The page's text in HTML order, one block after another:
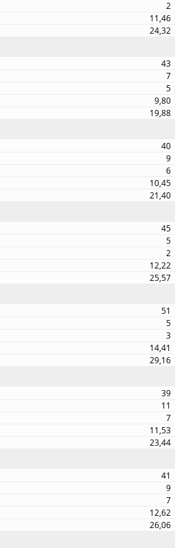
2
11,46
24,32
43
7
5
9,80
19,88
40
9
6
10,45
21,40
45
5
2
12,22
25,57
51
5
3
14,41
29,16
39
11
7
11,53
23,44
41
9
7
12,62
26,06